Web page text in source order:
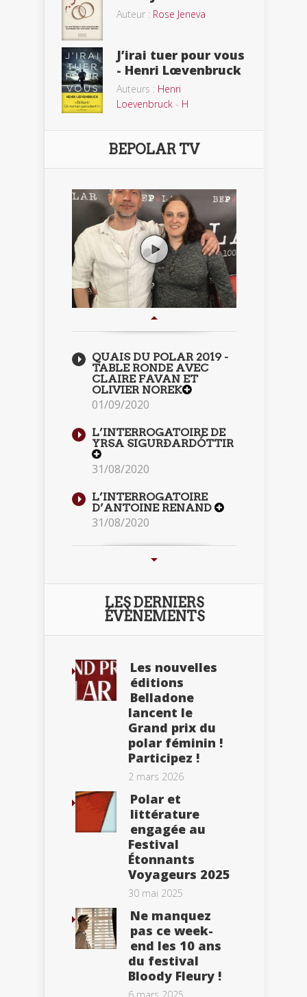
Auteur : Rose Jeneva
J’irai tuer pour vous
- Henri Lœvenbruck
Auteurs : Henri
Loevenbruck - H
BEPOLAR TV
QUAIS DU POLAR 2019 -
TABLE RONDE AVEC
CLAIRE FAVAN ET
OLIVIER NOREK
01/09/2020
L’INTERROGATOIRE DE
YRSA SIGURÐARDÓTTIR
31/08/2020
L’INTERROGATOIRE
D’ANTOINE RENAND
31/08/2020
LES DERNIERS
ÉVÈNEMENTS
Les nouvelles
éditions
Belladone
lancent le
Grand prix du
polar féminin !
Participez !
2 mars 2026
Polar et
littérature
engagée au
Festival
Étonnants
Voyageurs 2025
30 mai 2025
Ne manquez
pas ce week-
end les 10 ans
du festival
Bloody Fleury !